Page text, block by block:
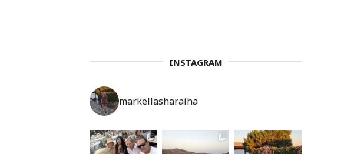
INSTAGRAM
markellasharaiha